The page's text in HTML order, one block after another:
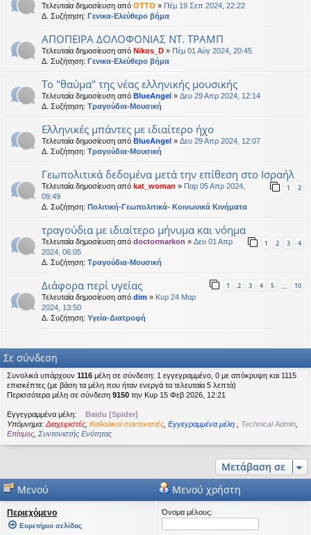
Τελευταία δημοσίευση από OTTO » Πέμ 19 Σεπ 2024, 22:22
Δ. Συζήτηση: Γενικα-Ελεύθερο βήμα
ΑΠΟΠΕΙΡΑ ΔΟΛΟΦΟΝΙΑΣ ΝΤ. ΤΡΑΜΠ
Τελευταία δημοσίευση από Nikos_D » Πέμ 01 Αύγ 2024, 20:45
Δ. Συζήτηση: Γενικα-Ελεύθερο βήμα
Το "θαύμα" της νέας ελληνικής μουσικής
Τελευταία δημοσίευση από BlueAngel » Δευ 29 Απρ 2024, 12:14
Δ. Συζήτηση: Τραγούδια-Μουσική
Ελληνικές μπάντες με ιδιαίτερο ήχο
Τελευταία δημοσίευση από BlueAngel » Δευ 29 Απρ 2024, 12:07
Δ. Συζήτηση: Τραγούδια-Μουσική
Γεωπολιτικά δεδομένα μετά την επίθεση στο Ισραήλ
1 2
Τελευταία δημοσίευση από kat_woman » Παρ 05 Απρ 2024,
09:49
Δ. Συζήτηση: Πολιτική-Γεωπολιτικά- Κοινωνικά Κινήματα
τραγούδια με ιδιαίτερο μήνυμα και νόημα
1 2 3 4
Τελευταία δημοσίευση από doctormarkon » Δευ 01 Απρ
2024, 06:05
Δ. Συζήτηση: Τραγούδια-Μουσική
Διάφορα περί υγείας 1 2 3 4 5 … 10
Τελευταία δημοσίευση από dim » Κυρ 24 Μαρ
2024, 13:50
Δ. Συζήτηση: Υγεία-Διατροφή
Σε σύνδεση
Συνολικά υπάρχουν 1116 μέλη σε σύνδεση: 1 εγγεγραμμένο, 0 με απόκρυψη και 1115
επισκέπτες (με βάση τα μέλη που ήταν ενεργά τα τελευταία 5 λεπτά)
Περισσότερα μέλη σε σύνδεση 9150 την Κυρ 15 Φεβ 2026, 12:21
Εγγεγραμμένα μέλη:
Baidu [Spider]
Υπόμνημα: Διαχειριστές Καθολικοί συντονιστές Εγγεγραμμένα μέλη Technical Admin
Επίτιμος Συντονιστής Ενότητας
Μετάβαση σε
Μενού
Περιεχόμενο
Ευρετήριο σελίδας
Μενού χρήστη
Όνομα μέλους: